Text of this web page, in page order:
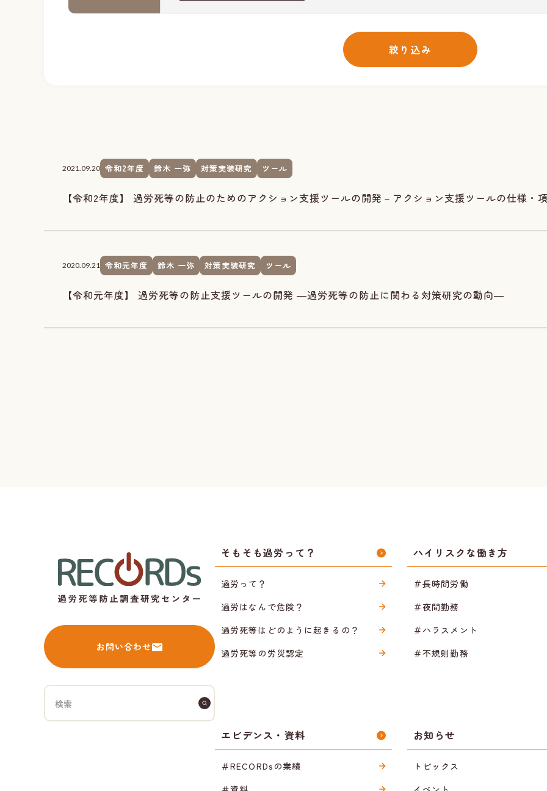
絞り込み
2021.09.20 令和2年度 鈴木 一弥 対策実装研究 ツール
【令和2年度】 過労死等の防止のためのアクション支援ツールの開発－アクション支援ツールの仕様・
2020.09.21 令和元年度 鈴木 一弥 対策実装研究 ツール
【令和元年度】 過労死等の防止支援ツールの開発 ―過労死等の防止に関わる対策研究の動向―
そもそも過労って？
過労って？
過労はなんで危険？
過労死等はどのように起きるの？
過労死等の労災認定
ハイリスクな働き方
＃長時間労働
＃夜間勤務
＃ハラスメント
＃不規則勤務
エビデンス・資料
＃RECORDsの業績
お知らせ
トピックス
お問い合わせ